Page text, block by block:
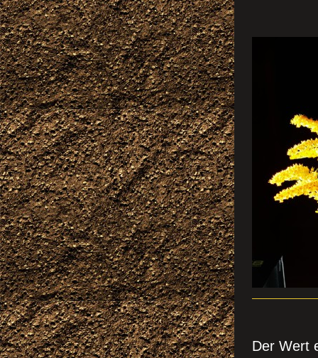
Der Wert